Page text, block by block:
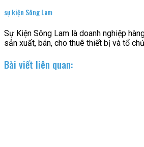
sự kiện Sông Lam
Sự Kiện Sông Lam là doanh nghiệp
sản xuất, bán, cho thuê thiết bị và tổ
Bài viết liên quan: